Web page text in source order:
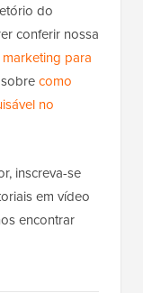
do
conferir nossa
para
como
no
inscreva-se
em vídeo
encontrar